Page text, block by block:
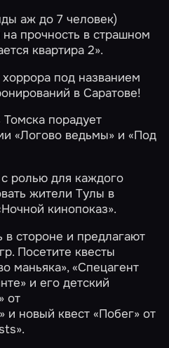
аж до 7 человек)
прочность в страшном
квартира 2».
под названием
в Саратове!
Томска порадует
«Логово ведьмы» и«Под
ролью для каждого
жители Тулы в
кинопоказ».
в стороне и предлагают
Посетите квесты
маньяка»,«Спецагент
и его детский
от
и новый квест «Побег» от
.